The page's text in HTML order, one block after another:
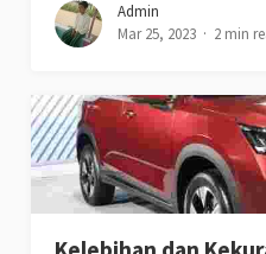
Admin
Mar 25, 2023
2 min